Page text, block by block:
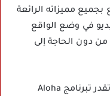
مميزاته الرائعة
في وضع الواقع
من دون الحاجة إلى
كما هو الحال مع المتصفحات الأخرى تقدر تبرنامج Aloha